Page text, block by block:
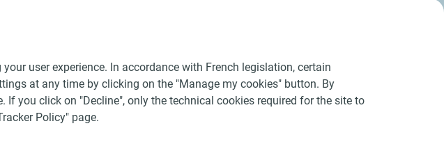
user experience. In accordance with French legislation, certain
at any time by clicking on the "Manage my cookies" button. By
you click on "Decline", only the technical cookies required for the site to
Policy" page.